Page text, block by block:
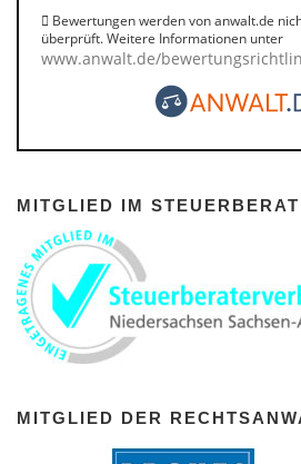
Bewertungen werden von anwalt.de
überprüft. Weitere Informationen unter
www.anwalt.de/
MITGLIED IM
MITGLIED DER